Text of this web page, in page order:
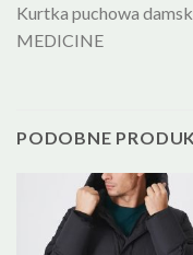
Kurtka puchowa
MEDICINE
PODOBNE